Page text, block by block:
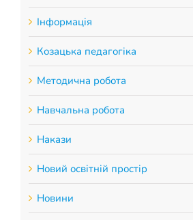
Інформація
Козацька педагогіка
Методична робота
Навчальна робота
Накази
Новий освітній простір
Новини